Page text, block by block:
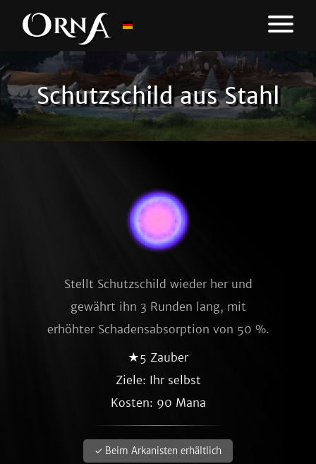
Schutzschild aus Stahl
Stellt Schutzschild wieder her und
gewährt ihn 3 Runden lang, mit
erhöhter Schadensabsorption von 50 %.
★5 Zauber
Ziele: Ihr selbst
Kosten: 90 Mana
✓ Beim Arkanisten erhältlich